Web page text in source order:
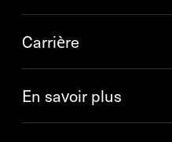
Carrière
En savoir plus